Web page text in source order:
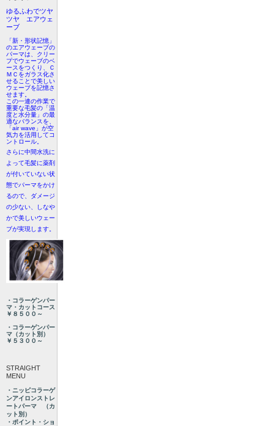
ゆるふわでツヤ
ツヤ エアウェ
ーブ
「新・形状記憶」
のエアウェーブの
パーマは、クリー
プでウェーブのベ
ースをつくり、Ｃ
ＭＣをガラス化さ
せることで美しい
ウェーブを記憶さ
せます。
この一連の作業で
重要な毛髪の「温
度と水分量」の最
適なバランスを、
「air wave」が空
気力を活用してコ
ントロール。
さらに中間水洗に
よって毛髪に薬剤
が付いていない状
態でパーマをかけ
るので、ダメージ
の少ない、しなや
かで美しいウェー
ブが実現します。
・コラーゲンパー
マ・カットコース
￥８５００～
・コラーゲンパー
マ（カット別）
￥５３００～
STRAIGHT
MENU
・ニッピコラーゲ
ンアイロンストレ
ートパーマ （カ
ット別）
・ポイント・ショ